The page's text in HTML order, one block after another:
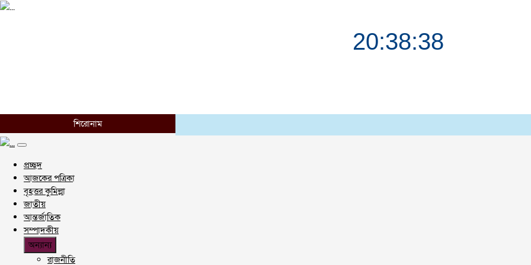
শিরোনাম
প্রচ্ছদ
আজকের পত্রিকা
বৃহত্তর কুমিল্লা
জাতীয়
আন্তর্জাতিক
সম্পাদকীয়
অন্যান্য
রাজনীতি